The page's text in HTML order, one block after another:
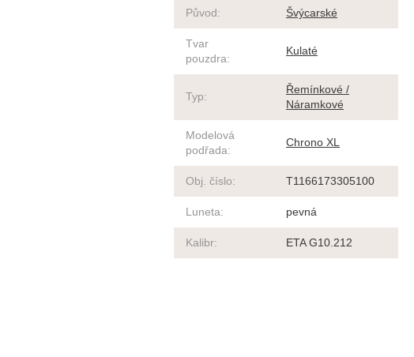
Původ: Švýcarské
Tvar
pouzdra:
Kulaté
Typ:
Řemínkové /
Náramkové
Modelová
podřada:
Chrono XL
Obj. číslo: T1166173305100
Luneta: pevná
Kalibr: ETA G10.212